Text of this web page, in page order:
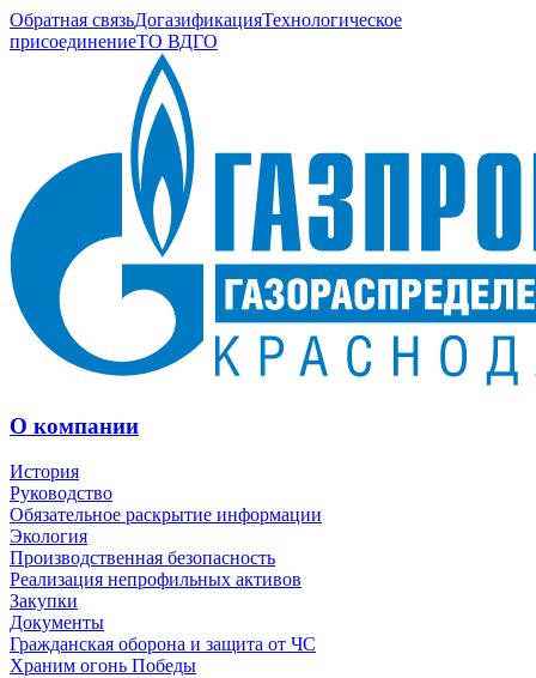
Обратная связьДогазификацияТехнологическое
присоединениеТО ВДГО
О компании
История
Руководство
Обязательное раскрытие информации
Экология
Производственная безопасность
Реализация непрофильных активов
Закупки
Документы
Гражданская оборона и защита от ЧС
Храним огонь Победы